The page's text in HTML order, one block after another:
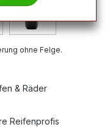
ohne Felge.
& Räder
Reifenprofis